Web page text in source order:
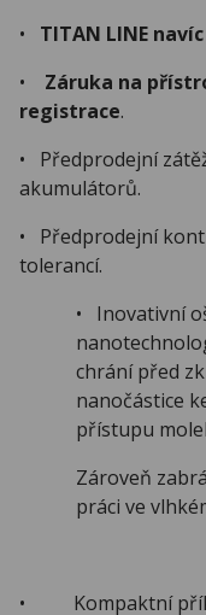
• TITAN LINE
• Záruka na
registrace.
• Předprodejní
akumulátorů.
• Předprodejní
tolerancí.
• Inovativní
chrání před
nanočástice
přístupu
Zároveň
práci ve
• Kompaktní